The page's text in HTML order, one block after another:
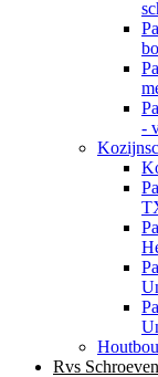
-
Rvs Schroeven